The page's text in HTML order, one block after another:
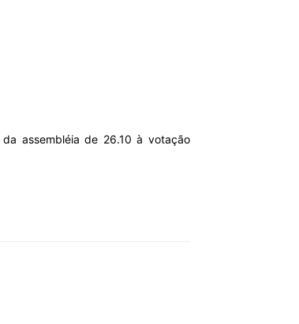
assembléia de 26.10 à votação